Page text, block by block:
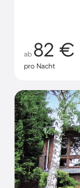
ab 82 €
pro Nacht